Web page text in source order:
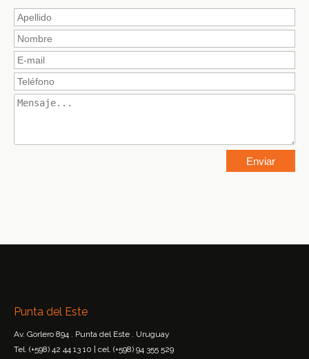
Punta del Este
Av. Gorlero 894 . Punta del Este . Uruguay
Tel. (+598) 42 44 13 10 | cel. (+598) 94 355 529